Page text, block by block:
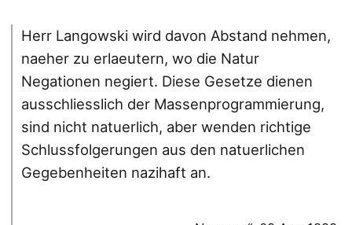
Herr Langowski wird davon Abstand nehmen,
naeher zu erlaeutern, wo die Natur
Negationen negiert. Diese Gesetze dienen
ausschliesslich der Massenprogrammierung,
sind nicht natuerlich, aber wenden richtige
Schlussfolgerungen aus den natuerlichen
Gegebenheiten nazihaft an.